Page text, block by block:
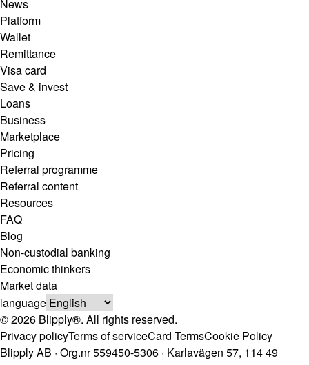
News
Platform
Wallet
Remittance
Visa card
Save & invest
Loans
Business
Marketplace
Pricing
Referral programme
Referral content
Resources
FAQ
Blog
Non-custodial banking
Economic thinkers
Market data
language
© 2026 Blipply®. All rights reserved.
Privacy policyTerms of serviceCard TermsCookie Policy
Blipply AB · Org.nr 559450-5306 · Karlavägen 57, 114 49